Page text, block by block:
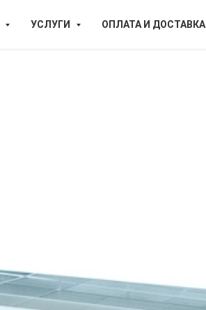
УСЛУГИ ОПЛАТА И ДОСТАВКА